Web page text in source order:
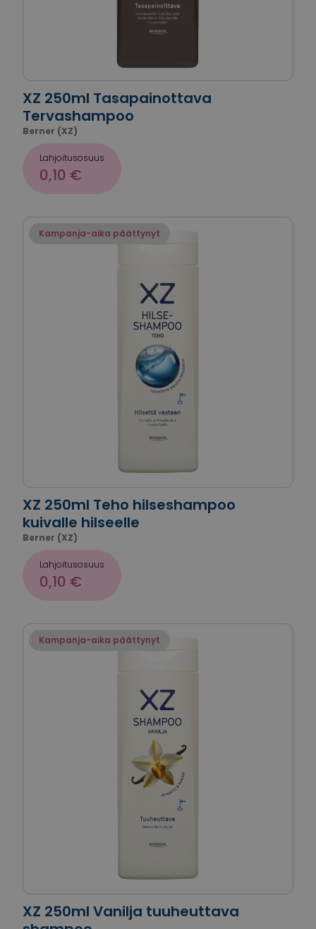
XZ 250ml Tasapainottava
Tervashampoo
Berner (XZ)
Lahjoitusosuus
0,10 €
Kampanja-aika päättynyt
XZ 250ml Teho hilseshampoo
kuivalle hilseelle
Berner (XZ)
Lahjoitusosuus
0,10 €
Kampanja-aika päättynyt
XZ 250ml Vanilja tuuheuttava